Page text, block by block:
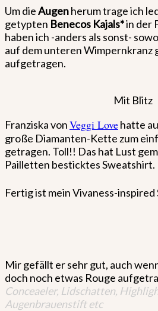
Um dieAugenherum trage ich
getypten Benecos Kajals*in der
haben ich -anders als sonst-
auf dem unteren Wimpernkranz
aufgetragen.
Mit Blitz
Franziska vonVeggi Lovehatte
große Diamanten-Kette zum
getragen. Toll!! Das hat Lust
Pailletten besticktes Sweatshirt.
Fertig ist mein Vivaness-
Mir gefällt er sehr gut, auch
doch noch etwas Rouge
Conceaeler, Lidschatten,
Augenbrauenstift etc